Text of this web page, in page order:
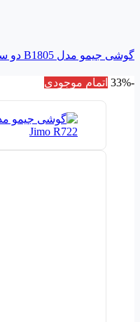
گوشی جیمو مدل B1805 دو سیم‌کارت Jimo B1805
-33% اتمام موجودی